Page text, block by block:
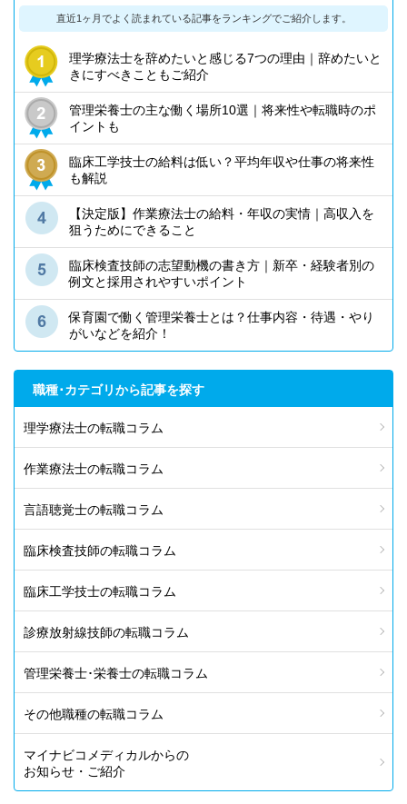
直近1ヶ月でよく読まれている記事をランキングでご紹介します。
理学療法士を辞めたいと感じる7つの理由｜辞めたいと
きにすべきこともご紹介
管理栄養士の主な働く場所10選｜将来性や転職時のポ
イントも
臨床工学技士の給料は低い？平均年収や仕事の将来性
も解説
【決定版】作業療法士の給料・年収の実情｜高収入を
狙うためにできること
臨床検査技師の志望動機の書き方｜新卒・経験者別の
例文と採用されやすいポイント
保育園で働く管理栄養士とは？仕事内容・待遇・やり
がいなどを紹介！
職種･カテゴリから記事を探す
理学療法士の転職コラム
作業療法士の転職コラム
言語聴覚士の転職コラム
臨床検査技師の転職コラム
臨床工学技士の転職コラム
診療放射線技師の転職コラム
管理栄養士･栄養士の転職コラム
その他職種の転職コラム
マイナビコメディカルからの
お知らせ・ご紹介